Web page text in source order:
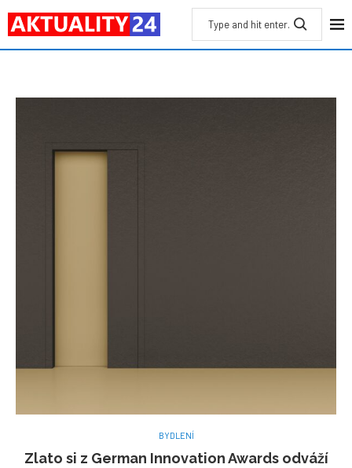
BYDLENÍ
Zlato si z German Innovation Awards odváží